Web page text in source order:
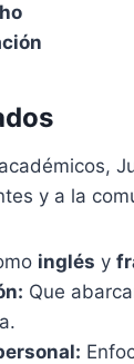
y a la
inglés y
Que